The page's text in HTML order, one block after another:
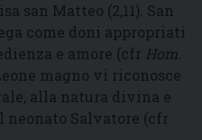
san Matteo (2,11). San
come doni appropriati
e amore (cfr Hom.
magno vi riconosce
alla natura divina e
Salvatore (cfr